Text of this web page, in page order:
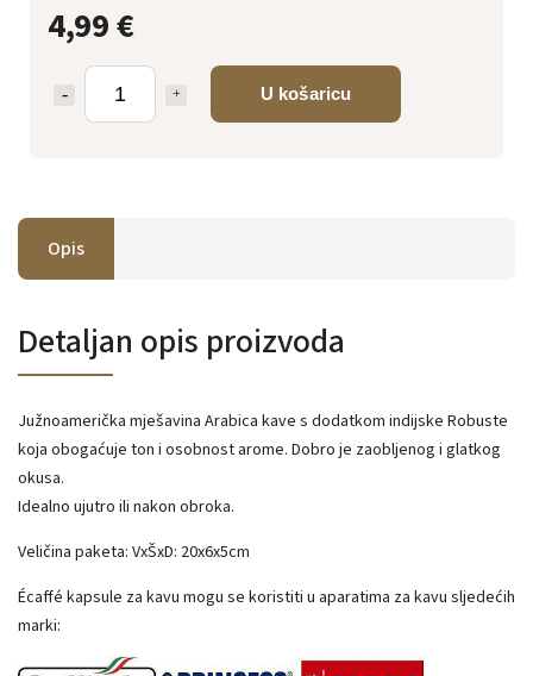
4,99 €
U košaricu
Opis
Detaljan opis proizvoda
Južnoamerička mješavina Arabica kave s dodatkom indijske Robuste
koja obogaćuje ton i osobnost arome. Dobro je zaobljenog i glatkog
okusa.
Idealno ujutro ili nakon obroka.
Veličina paketa: VxŠxD: 20x6x5cm
Écaffé kapsule za kavu mogu se koristiti u aparatima za kavu sljedećih
marki: